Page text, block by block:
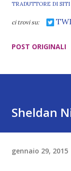
TRADUTTORE DI SITI
ci trovi su:
POST ORIGINALI
Sheldan
gennaio 29, 2015